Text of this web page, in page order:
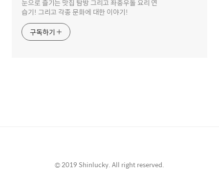
눈으로 즐기는 맛집 탐방 그리고 좌충우돌 요리 연
습기! 그리고 각종 문화에 대한 이야기!
구독하기
© 2019 Shinlucky. All right reserved.